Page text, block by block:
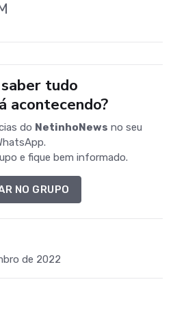
tudo
acontecendo?
do NetinhoNews no seu
e fique bem informado.
NO GRUPO
de 2022